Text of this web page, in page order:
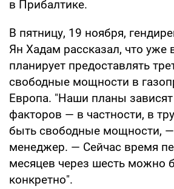
в Прибалтике.
В пятницу, 19 ноября,
Ян Хадам рассказал, что уже
планирует предоставлять
свободные мощности в
Европа. "Наши планы
факторов — в частности, в
быть свободные мощности,
менеджер. — Сейчас время
месяцев через шесть можно
конкретно".